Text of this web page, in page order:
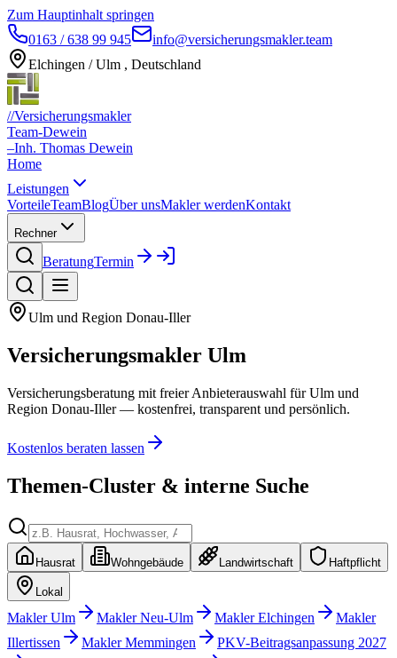
Zum Hauptinhalt springen
0163 / 638 99 945
info@versicherungsmakler.team
Elchingen / Ulm , Deutschland
//Versicherungsmakler
Team-Dewein
–Inh. Thomas Dewein
Home
Leistungen
VorteileTeamBlogÜber unsMakler werdenKontakt
Rechner
BeratungTermin
Ulm und Region Donau-Iller
Versicherungsmakler Ulm
Versicherungsberatung mit freier Anbieterauswahl für Ulm und
Region Donau-Iller — kostenfrei, transparent und persönlich.
Kostenlos beraten lassen
Themen-Cluster & interne Suche
Hausrat Wohngebäude Landwirtschaft Haftpflicht
Lokal
Makler Ulm Makler Neu-Ulm Makler Elchingen
Makler
Illertissen
Makler Memmingen
PKV-Beitragsanpassung 2027